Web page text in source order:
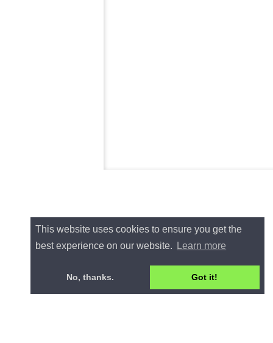
This website uses cookies to ensure you get the
best experience on our website.
Learn more
No, thanks. Got it!